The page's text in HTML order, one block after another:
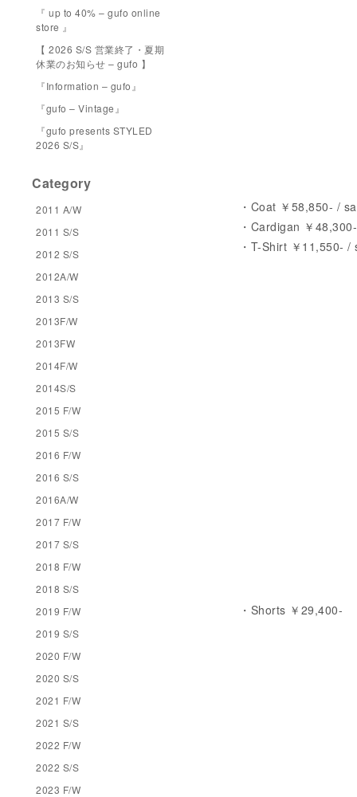
・Coat ￥58,850- /
・Cardigan ￥
・T-Shirt ￥11,550- /
・Shorts ￥29,400-
『 up to 40% – gufo online
store 』
【 2026 S/S 営業終了・夏期
休業のお知らせ – gufo 】
『Information – gufo』
『gufo – Vintage』
『gufo presents STYLED
2026 S/S』
Category
2011 A/W
2011 S/S
2012 S/S
2012A/W
2013 S/S
2013F/W
2013FW
2014F/W
2014S/S
2015 F/W
2015 S/S
2016 F/W
2016 S/S
2016A/W
2017 F/W
2017 S/S
2018 F/W
2018 S/S
2019 F/W
2019 S/S
2020 F/W
2020 S/S
2021 F/W
2021 S/S
2022 F/W
2022 S/S
2023 F/W